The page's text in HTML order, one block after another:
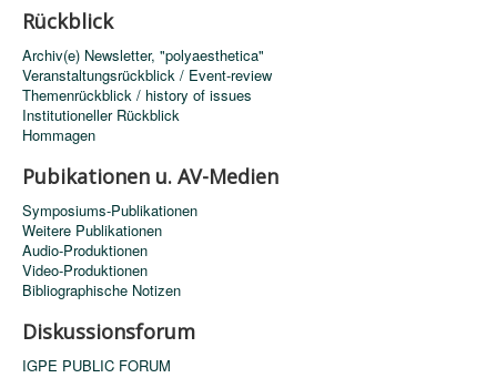
Rückblick
Archiv(e) Newsletter, "polyaesthetica"
Veranstaltungsrückblick / Event-review
Themenrückblick / history of issues
Institutioneller Rückblick
Hommagen
Pubikationen u. AV-Medien
Symposiums-Publikationen
Weitere Publikationen
Audio-Produktionen
Video-Produktionen
Bibliographische Notizen
Diskussionsforum
IGPE PUBLIC FORUM